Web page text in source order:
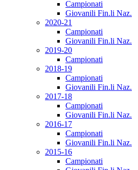
Campionati
Giovanili Fin.li Naz.
2020-21
Campionati
Giovanili Fin.li Naz.
2019-20
Campionati
2018-19
Campionati
Giovanili Fin.li Naz.
2017-18
Campionati
Giovanili Fin.li Naz.
2016-17
Campionati
Giovanili Fin.li Naz.
2015-16
Campionati